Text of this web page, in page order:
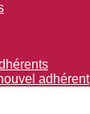
adhérent